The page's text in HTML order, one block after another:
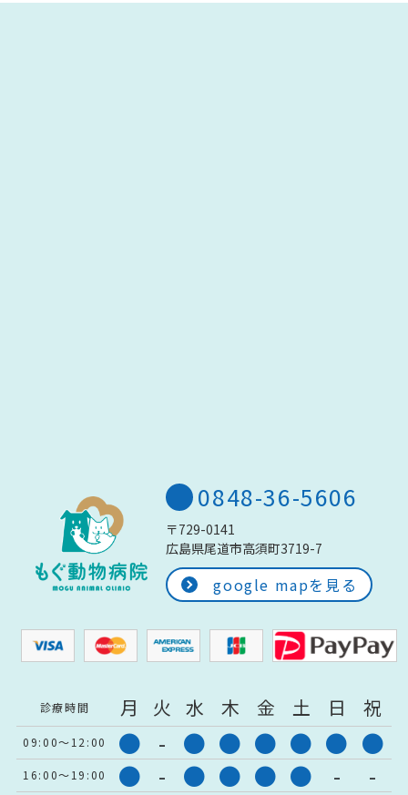
0848-36-5606
〒729-0141
広島県尾道市高須町3719-7
google mapを見る
診療時間 月 火 水 木 金 土 日 祝
09:00～12:00 ● - ● ● ● ● ● ●
16:00～19:00 ● - ● ● ● ● - -